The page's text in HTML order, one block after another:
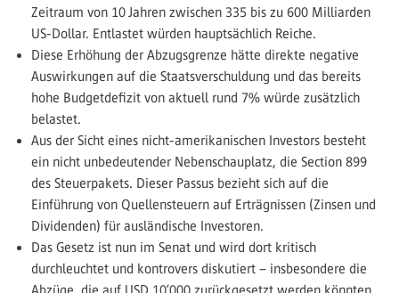
Zeitraum von 10 Jahren zwischen 335 bis zu 600 Milliarden
US-Dollar. Entlastet würden hauptsächlich Reiche.
Diese Erhöhung der Abzugsgrenze hätte direkte negative
Auswirkungen auf die Staatsverschuldung und das bereits
hohe Budgetdefizit von aktuell rund 7% würde zusätzlich
belastet.
Aus der Sicht eines nicht-amerikanischen Investors besteht
ein nicht unbedeutender Nebenschauplatz, die Section 899
des Steuerpakets. Dieser Passus bezieht sich auf die
Einführung von Quellensteuern auf Erträgnissen (Zinsen und
Dividenden) für ausländische Investoren.
Das Gesetz ist nun im Senat und wird dort kritisch
durchleuchtet und kontrovers diskutiert – insbesondere die